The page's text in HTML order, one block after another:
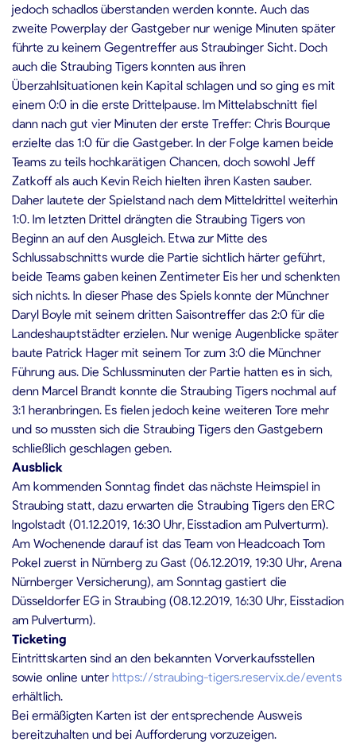
jedoch schadlos überstanden werden konnte. Auch das
zweite Powerplay der Gastgeber nur wenige Minuten später
führte zu keinem Gegentreffer aus Straubinger Sicht. Doch
auch die Straubing Tigers konnten aus ihren
Überzahlsituationen kein Kapital schlagen und so ging es mit
einem 0:0 in die erste Drittelpause. Im Mittelabschnitt fiel
dann nach gut vier Minuten der erste Treffer: Chris Bourque
erzielte das 1:0 für die Gastgeber. In der Folge kamen beide
Teams zu teils hochkarätigen Chancen, doch sowohl Jeff
Zatkoff als auch Kevin Reich hielten ihren Kasten sauber.
Daher lautete der Spielstand nach dem Mitteldrittel weiterhin
1:0. Im letzten Drittel drängten die Straubing Tigers von
Beginn an auf den Ausgleich. Etwa zur Mitte des
Schlussabschnitts wurde die Partie sichtlich härter geführt,
beide Teams gaben keinen Zentimeter Eis her und schenkten
sich nichts. In dieser Phase des Spiels konnte der Münchner
Daryl Boyle mit seinem dritten Saisontreffer das 2:0 für die
Landeshauptstädter erzielen. Nur wenige Augenblicke später
baute Patrick Hager mit seinem Tor zum 3:0 die Münchner
Führung aus. Die Schlussminuten der Partie hatten es in sich,
denn Marcel Brandt konnte die Straubing Tigers nochmal auf
3:1 heranbringen. Es fielen jedoch keine weiteren Tore mehr
und so mussten sich die Straubing Tigers den Gastgebern
schließlich geschlagen geben.
Ausblick
Am kommenden Sonntag findet das nächste Heimspiel in
Straubing statt, dazu erwarten die Straubing Tigers den ERC
Ingolstadt (01.12.2019, 16:30 Uhr, Eisstadion am Pulverturm).
Am Wochenende darauf ist das Team von Headcoach Tom
Pokel zuerst in Nürnberg zu Gast (06.12.2019, 19:30 Uhr, Arena
Nürnberger Versicherung), am Sonntag gastiert die
Düsseldorfer EG in Straubing (08.12.2019, 16:30 Uhr, Eisstadion
am Pulverturm).
Ticketing
Eintrittskarten sind an den bekannten Vorverkaufsstellen
sowie online unter https://straubing-tigers.reservix.de/events
erhältlich.
Bei ermäßigten Karten ist der entsprechende Ausweis
bereitzuhalten und bei Aufforderung vorzuzeigen.